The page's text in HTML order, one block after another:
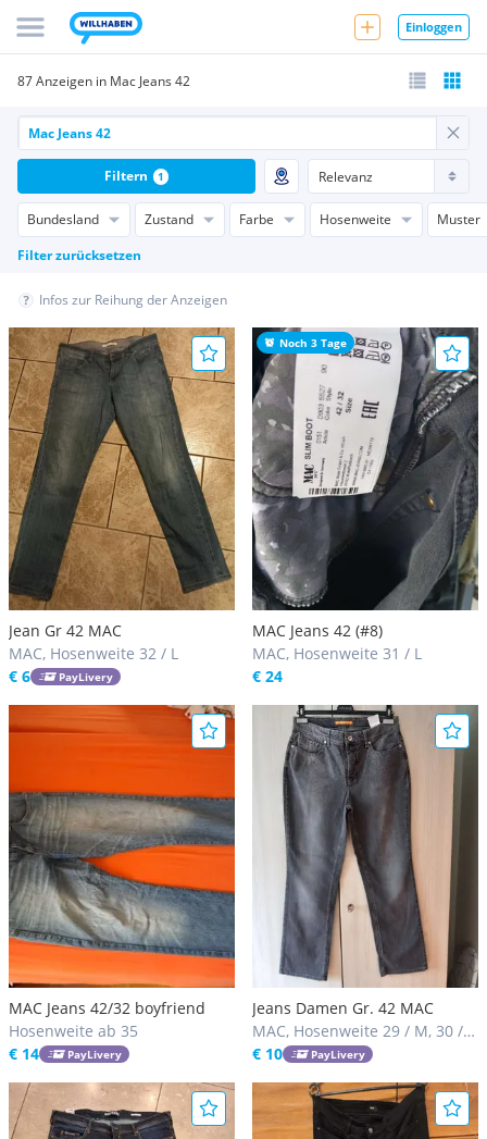
Einloggen
87 Anzeigen in Mac Jeans 42
Bundesland Zustand Farbe Hosenweite
Muster
Filter zurücksetzen
Filtern 1
Infos zur Reihung der Anzeigen
Jean Gr 42 MAC
MAC, Hosenweite 32 / L
€ 6
PayLivery
Noch 3 Tage
MAC Jeans 42 (#8)
MAC, Hosenweite 31 / L
€ 24
MAC Jeans 42/32 boyfriend
Hosenweite ab 35
€ 14
PayLivery
Jeans Damen Gr. 42 MAC
MAC, Hosenweite 29 / M, 30 /
M
€ 10 PayLivery